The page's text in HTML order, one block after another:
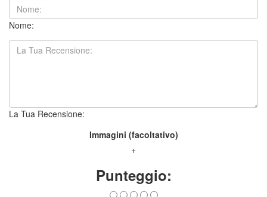
Nome:
La Tua Recensione:
Immagini (facoltativo)
+
Punteggio: